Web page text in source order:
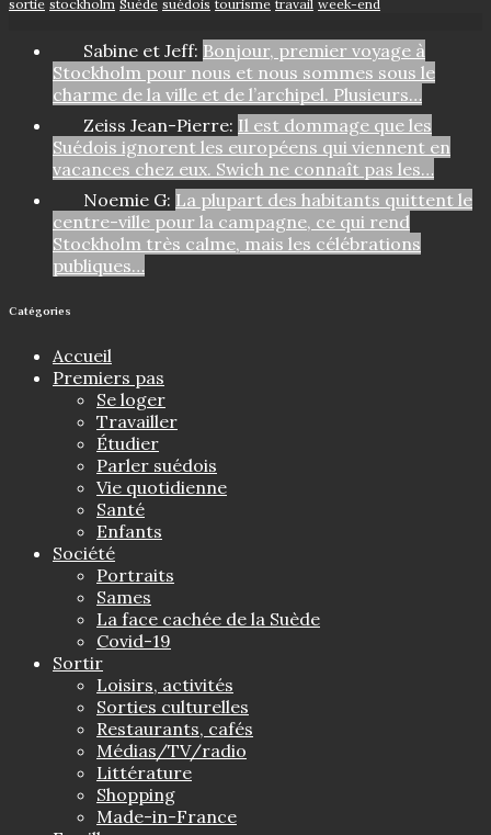
sortie stockholm Suède suédois tourisme travail week-end
Sabine et Jeff: Bonjour, premier voyage à
Stockholm pour nous et nous sommes sous le
charme de la ville et de l’archipel. Plusieurs…
Zeiss Jean-Pierre: Il est dommage que les
Suédois ignorent les européens qui viennent en
vacances chez eux. Swich ne connaît pas les…
Noemie G: La plupart des habitants quittent le
centre-ville pour la campagne, ce qui rend
Stockholm très calme, mais les célébrations
publiques…
Catégories
Accueil
Premiers pas
Se loger
Travailler
Étudier
Parler suédois
Vie quotidienne
Santé
Enfants
Société
Portraits
Sames
La face cachée de la Suède
Covid-19
Sortir
Loisirs, activités
Sorties culturelles
Restaurants, cafés
Médias/TV/radio
Littérature
Shopping
Made-in-France